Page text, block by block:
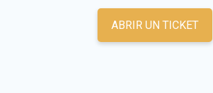
ABRIR UN TICKET